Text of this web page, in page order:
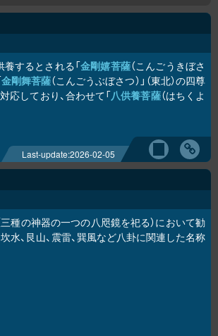
養するとされる「金剛嬉菩薩（こんごうきぼさ
金剛舞菩薩（こんごうぶぼさつ）」（東北）の四尊
応しており、合わせて「八供養菩薩（はちくよ
Last-update:2026-02-05
種の神器の一つの八咫鏡を祀る）において勧
水、艮山、震雷、巽風など八卦に関連した名称